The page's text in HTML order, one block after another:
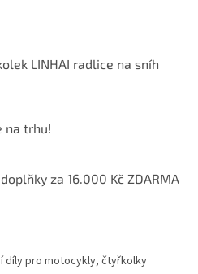
LINHAI radlice na sníh
na trhu!
za 16.000 Kč ZDARMA
díly pro motocykly, čtyřkolky